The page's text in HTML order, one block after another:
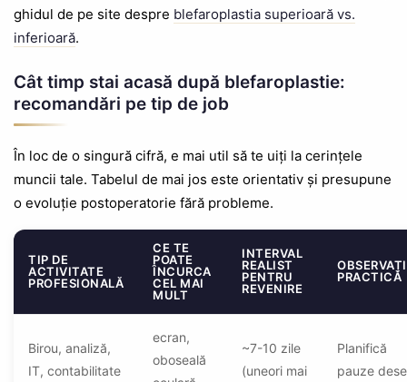
ghidul de pe site despre blefaroplastia superioară vs.
inferioară.
Cât timp stai acasă după blefaroplastie:
recomandări pe tip de job
În loc de o singură cifră, e mai util să te uiți la cerințele
muncii tale. Tabelul de mai jos este orientativ și presupune
o evoluție postoperatorie fără probleme.
TIP DE
ACTIVITATE
PROFESIONALĂ
CE TE
POATE
ÎNCURCA
CEL MAI
MULT
INTERVAL
REALIST
PENTRU
REVENIRE
PRACTICĂ
Birou, analiză,
IT, contabilitate
ecran,
oboseală
~7-10 zile
(uneori mai
Planifică
pauze